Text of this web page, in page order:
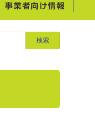
事業者向け情報
検索